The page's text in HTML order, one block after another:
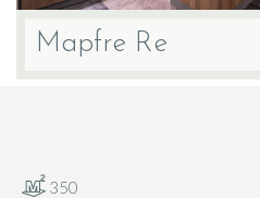
Mapfre Re
350